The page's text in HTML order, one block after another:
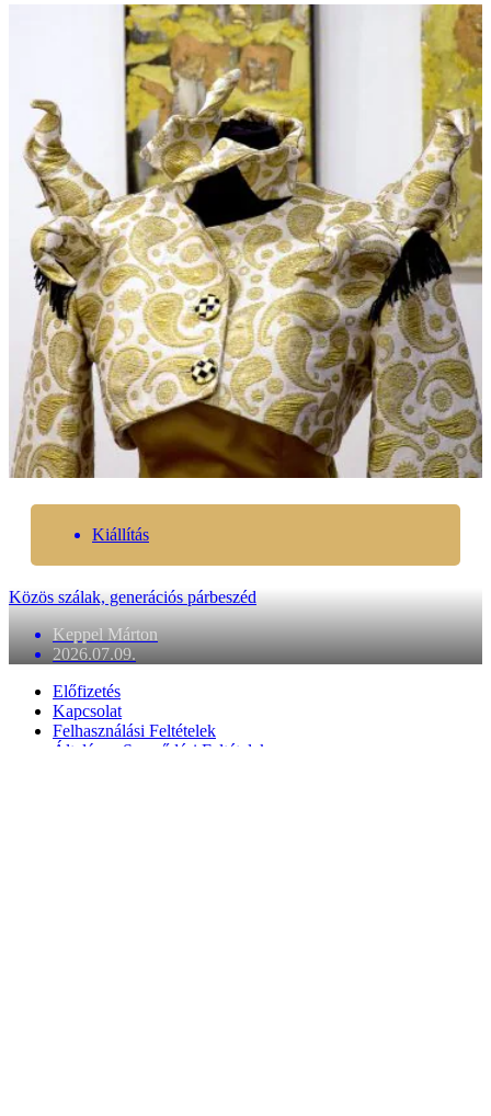
Kiállítás
Közös szálak, generációs párbeszéd
Keppel Márton
2026.07.09.
Előfizetés
Kapcsolat
Felhasználási Feltételek
Általános Szerződési Feltételek